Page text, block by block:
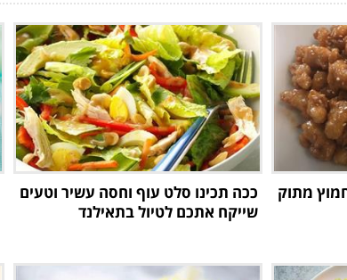
מתוק
ככה תכינו סלט עוף וחסה עשיר וטעים
שייקח אתכם לטיול בתאילנד